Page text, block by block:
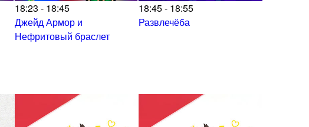
18:23 - 18:45
Джейд Армор и
Нефритовый браслет
18:45 - 18:55
Развлечёба